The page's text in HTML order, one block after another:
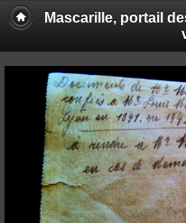
Mascarille, portail